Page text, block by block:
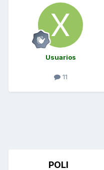
Usuarios
11
POLI